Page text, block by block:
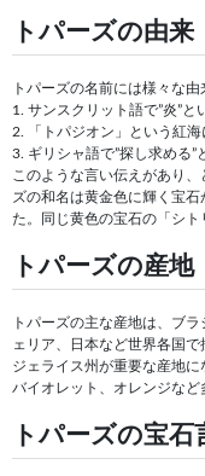
トパーズの由来
トパーズの名前には様々な由
1. サンスクリット語で”炎”
2. 「トパジオン」という紅
3. ギリシャ語で”探し求める
このような言い伝えがあり
ズの和名は黄金色に輝く宝
た。同じ黄色の宝石の「シト
トパーズの産地
トパーズの主な産地は、ブ
ェリア、日本など世界各国
ジェライス州が重要な産地
バイオレット、オレンジなど
トパーズの宝石